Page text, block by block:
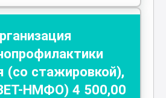
(со стажировкой),
НМФО) 4 500,00